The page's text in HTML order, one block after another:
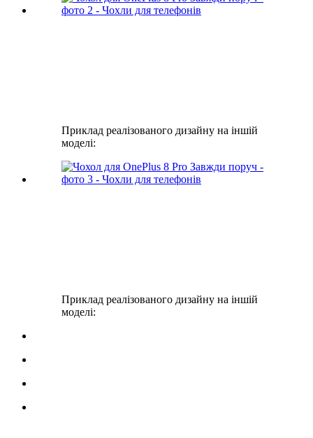
Приклад реалізованого дизайну на іншій
моделі:
Приклад реалізованого дизайну на іншій
моделі: